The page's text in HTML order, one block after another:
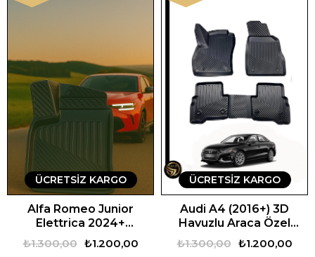
Alfa Romeo Junior
Elettrica 2024+
Uyumlu 3D Oto Paspas
Premium
₺1.200,00
₺1.300,00
ÜCRETSIZ KARGO
Audi A4 (2016+) 3D
Havuzlu Araca Özel
Oto Paspas₺1.200,00
₺1.300,00
ÜCRETSIZ KARGO